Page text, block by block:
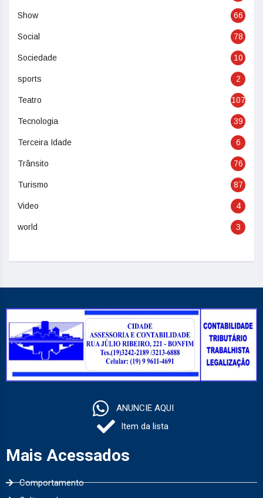
Show 66
Social 78
Sociedade 10
sports 2
Teatro 107
Tecnologia 39
Terceira Idade 6
Trânsito 76
Turismo 87
Video 4
world 3
ANUNCIE AQUI
Item da lista
Mais Acessados
Comportamento